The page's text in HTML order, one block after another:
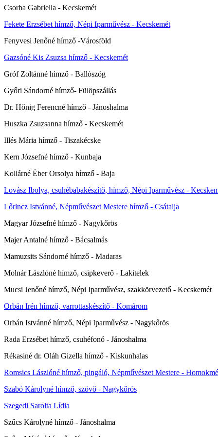
Csorba Gabriella - Kecskemét
Fekete Erzsébet hímző, Népi Iparművész - Kecskemét
Fenyvesi Jenőné hímző -Városföld
Gazsóné Kis Zsuzsa hímző - Kecskemét
Gróf Zoltánné hímző - Ballószög
Győri Sándorné hímző- Fülöpszállás
Dr. Hőnig Ferencné hímző - Jánoshalma
Huszka Zsuzsanna hímző - Kecskemét
Illés Mária hímző - Tiszakécske
Kern Józsefné hímző - Kunbaja
Kollárné Éber Orsolya hímző - Baja
Lovász Ibolya, csuhébabakészítő, hímző, Népi Iparművész -
Lőrincz Istvánné, Népművészet Mestere hímző - Csátalja
Magyar Józsefné hímző - Nagykőrös
Majer Antalné hímző - Bácsalmás
Mamuzsits Sándorné hímző - Madaras
Molnár Lászlóné hímző, csipkeverő - Lakitelek
Mucsi Jenőné hímző, Népi Iparművész, szakkörvezető - Kecskemét
Orbán Irén hímző, varrottaskészítő - Komárom
Orbán Istvánné hímző, Népi Iparművész - Nagykőrös
Rada Erzsébet hímző, csuhéfonó - Jánoshalma
Rékasiné dr. Oláh Gizella hímző - Kiskunhalas
Romsics Lászlóné hímző, pingáló, Népművészet Mestere -
Szabó Károlyné hímző, szövő - Nagykőrös
Szegedi Sarolta Lídia
Szűcs Károlyné hímző - Jánoshalma